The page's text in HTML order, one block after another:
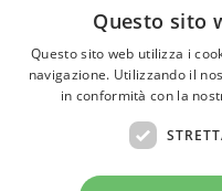
Tel. 0331 635718 - E-mail:
vais01900e@pec.istruzione.it
Codice meccanografico:
Codice Fiscale: 81009250127
Questo sito
Questo sito web utilizza i
navigazione. Utilizzando il
in conformità con la